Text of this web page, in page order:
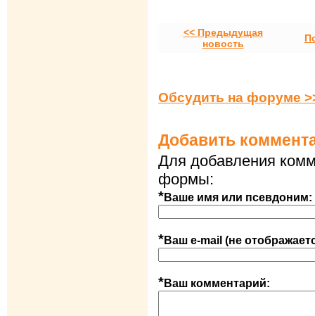
<< Предыдущая
новость
Обсудить на форуме
Добавить
Для добавления
формы:
*Ваше имя или псевдоним:
*Ваш e-mail (не
*Ваш комментарий: